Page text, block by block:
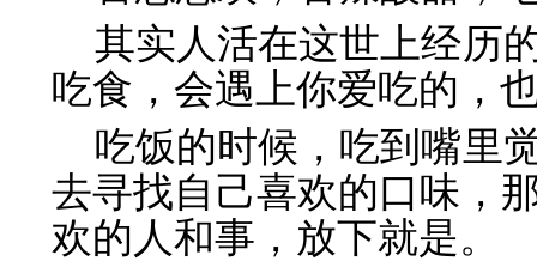
其实人活在这世上经历
吃食，会遇上你爱吃的，
吃饭的时候，吃到嘴里
去寻找自己喜欢的口味，
欢的人和事，放下就是。